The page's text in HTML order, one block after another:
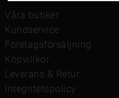
Våra butiker
Kundservice
Företagsförsäljning
Köpvillkor
Leverans & Retur
Integritetspolicy